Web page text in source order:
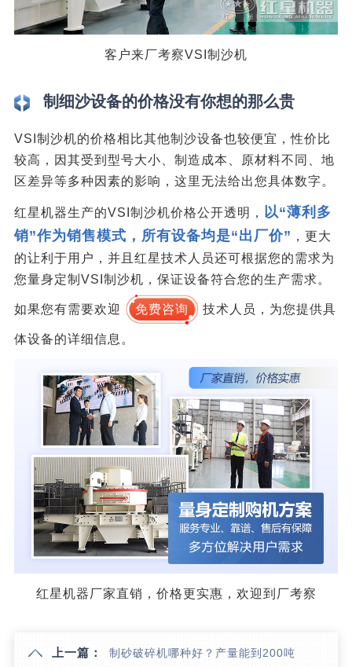
客户来厂考察VSI制沙机
制细沙设备的价格没有你想的那么贵
VSI制沙机的价格相比其他制沙设备也较便宜，性价比
较高，因其受到型号大小、制造成本、原材料不同、地
区差异等多种因素的影响，这里无法给出您具体数字。
红星机器生产的VSI制沙机价格公开透明， 以“薄利多
销”作为销售模式，所有设备均是“出厂价” ，更大
的让利于用户，并且红星技术人员还可根据您的需求为
您量身定制VSI制沙机，保证设备符合您的生产需求。
如果您有需要欢迎 免费咨询 技术人员，为您提供具
体设备的详细信息。
红星机器厂家直销，价格更实惠，欢迎到厂考察
上一篇： 制砂破碎机哪种好？产量能到200吨